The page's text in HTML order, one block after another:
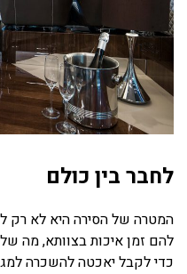
לחבר בין כולם
המטרה של הסירה היא לא רק
להם זמן איכות בצוותא, מה
כדי לקבל יאכטה להשכרה